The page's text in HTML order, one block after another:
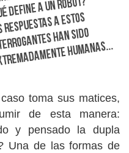
toma sus matices,
de esta manera:
y pensado la dupla
Una de las formas de